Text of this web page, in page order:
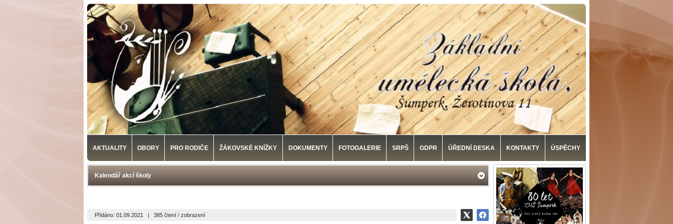
AKTUALITY OBORY PRO RODIČE ŽÁKOVSKÉ KNÍŽKY DOKUMENTY FOTOGALERIE SRPŠ GDPR ÚŘEDNÍ DESKA KONTAKTY ÚSPĚCHY
Kalendář akcí školy
Přidáno: 01.09.2021 | 385 čtení / zobrazení